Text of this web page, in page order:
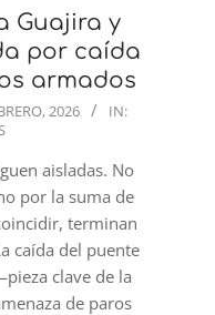
Guajira y
por caída
armados
2026
IN:
aisladas. No
por la suma de
terminan
caída del puente
clave de la
de paros